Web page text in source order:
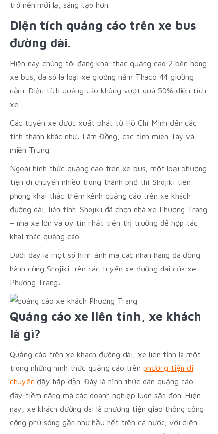
trở nên mới lạ, sáng tạo hơn.
Diện tích quảng cáo trên xe bus
đường dài.
Hiện nay chúng tôi đang khai thác quảng cáo 2 bên hông
xe bus, đa số là loại xe giường nằm Thaco 44 giường
nằm. Diện tích quảng cáo không vượt quá 50% diện tích
xe.
Các tuyến xe được xuất phát từ Hồ Chí Minh đến các
tỉnh thành khác như: Lâm Đồng, các tỉnh miền Tây và
miền Trung.
Ngoài hình thức quảng cáo trên xe bus, một loại phương
tiện di chuyển nhiều trong thành phố thì Shojiki tiên
phong khai thác thêm kênh quảng cáo trên xe khách
đường dài, liên tỉnh. Shojiki đã chọn nhà xe Phương Trang
– nhà xe lớn và uy tín nhất trên thị trường để hợp tác
khai thác quảng cáo
Dưới đây là một số hình ảnh mà các nhãn hàng đã đồng
hành cùng Shojiki trên các tuyến xe đường dài của xe
Phương Trang:
Quảng cáo xe liên tỉnh, xe khách
là gì?
Quảng cáo trên xe khách đường dài, xe liên tỉnh là một
trong những hình thức quảng cáo trên phương tiện di
chuyển đầy hấp dẫn. Đây là hình thức dán quảng cáo
đầy tiềm năng mà các doanh nghiệp luôn săn đón. Hiện
nay, xe khách đường dài là phương tiện giao thông công
cộng phủ sóng gần như hầu hết trên cả nước; với diện